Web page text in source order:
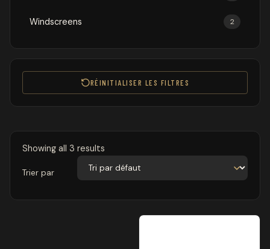
Windscreens 2
RÉINITIALISER LES FILTRES
Showing all 3 results
Trier par